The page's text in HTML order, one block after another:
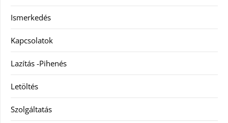
Ismerkedés
Kapcsolatok
Lazítás -Pihenés
Letöltés
Szolgáltatás